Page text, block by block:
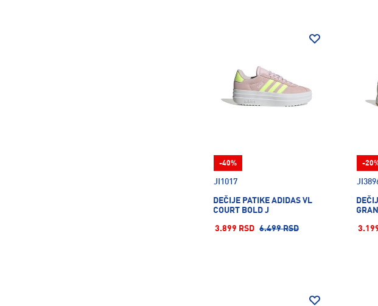
JI1017
DEČIJE PATIKE ADIDAS VL
COURT BOLD J
3.899 RSD 6.499 RSD
-40% -